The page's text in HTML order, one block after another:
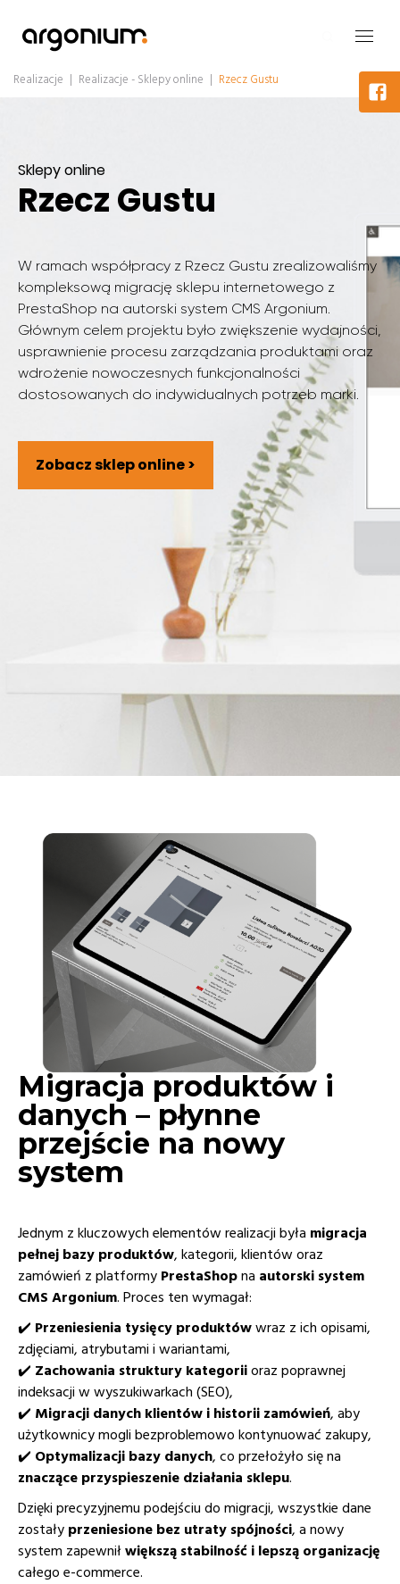
Realizacje | Realizacje - Sklepy online | Rzecz Gustu
Sklepy online
Rzecz Gustu
W ramach współpracy z Rzecz Gustu zrealizowaliśmy
kompleksową migrację sklepu internetowego z
PrestaShop na autorski system CMS Argonium.
Głównym celem projektu było zwiększenie wydajności,
usprawnienie procesu zarządzania produktami oraz
wdrożenie nowoczesnych funkcjonalności
dostosowanych do indywidualnych potrzeb marki.
Zobacz sklep online >
Migracja produktów i
danych – płynne
przejście na nowy
system
Jednym z kluczowych elementów realizacji była migracja
pełnej bazy produktów, kategorii, klientów oraz
zamówień z platformy PrestaShopna autorski system
CMS Argonium. Proces ten wymagał:
✔️ Przeniesienia tysięcy produktówwraz z ich opisami,
zdjęciami, atrybutami i wariantami,
✔️ Zachowania struktury kategoriioraz poprawnej
indeksacji w wyszukiwarkach (SEO),
✔️ Migracji danych klientów i historii zamówień, aby
użytkownicy mogli bezproblemowo kontynuować zakupy,
✔️ Optymalizacji bazy danych, co przełożyło się na
znaczące przyspieszenie działania sklepu.
Dzięki precyzyjnemu podejściu do migracji, wszystkie dane
zostały przeniesione bez utraty spójności, a nowy
system zapewniłwiększą stabilność i lepszą organizację
całego e-commerce.